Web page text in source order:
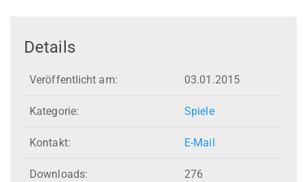
Details
Veröffentlicht am: 03.01.2015
Kategorie: Spiele
Kontakt: E-Mail
Downloads: 276